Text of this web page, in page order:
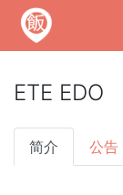
ETE EDO
简介 公告